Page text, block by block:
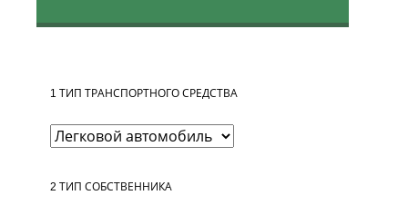
1 ТИП ТРАНСПОРТНОГО СРЕДСТВА
2 ТИП СОБСТВЕННИКА